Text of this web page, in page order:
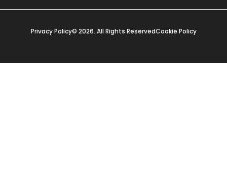
Privacy Policy© 2026. All Rights ReservedCookie Policy